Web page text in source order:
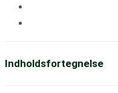
Indholdsfortegnelse